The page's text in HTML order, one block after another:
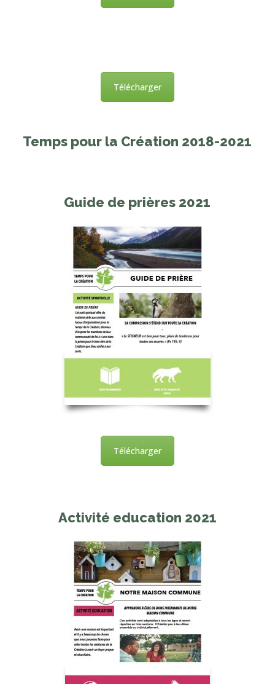
Télécharger
Temps pour la Création 2018-2021
Guide de prières 2021
Télécharger
Activité education 2021